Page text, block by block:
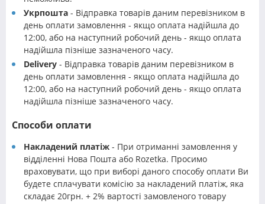
Укрпошта - Відправка товарів даним перевізником в
день оплати замовлення - якщо оплата надійшла до
12:00, або на наступний робочий день - якщо оплата
надійшла пізніше зазначеного часу.
Delivery - Відправка товарів даним перевізником в
день оплати замовлення - якщо оплата надійшла до
12:00, або на наступний робочий день - якщо оплата
надійшла пізніше зазначеного часу.
Способи оплати
Накладений платіж - При отриманні замовлення у
відділенні Нова Пошта або Rozetka. Просимо
враховувати, що при виборі даного способу оплати Ви
будете сплачувати комісію за накладений платіж, яка
складає 20грн. + 2% вартості замовленого товару